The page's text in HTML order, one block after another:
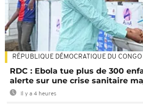
RÉPUBLIQUE DÉMOCRATIQUE DU CONGO
RDC : Ebola tue plus de 300
alerte sur une crise sanitaire
Il y a 4 heures